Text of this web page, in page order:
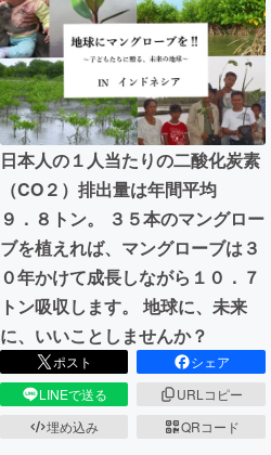
テクノロジー・ガジェッ
映像・映画
ビジネス・起業
まちづくり・地域活性化
CAMPFIRE for Social Good
CAMPFIREふるさと納税
日本人の１人当たりの二酸化炭素
（CO２）排出量は年間平均
９．８トン。 ３５本のマングロー
ブを植えれば、マングローブは３
０年かけて成長しながら１０．７
トン吸収します。 地球に、未来
に、いいことしませんか？
ポスト
シェア
LINEで送る
URLコピー
埋め込み
QRコード